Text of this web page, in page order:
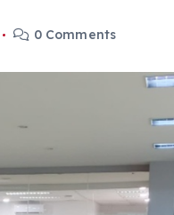
0 Comments